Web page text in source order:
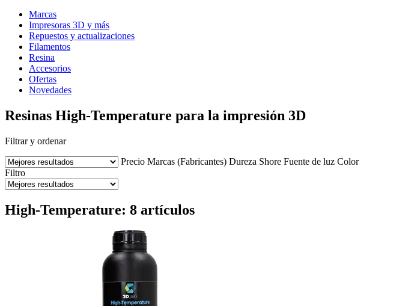
Marcas
Impresoras 3D y más
Repuestos y actualizaciones
Filamentos
Resina
Accesorios
Ofertas
Novedades
Resinas High-Temperature para la impresión 3D
Filtrar y ordenar
Precio Marcas (Fabricantes) Dureza Shore Fuente de luz Color
Filtro
High-Temperature: 8 artículos